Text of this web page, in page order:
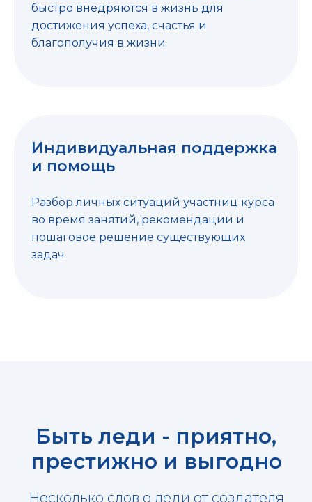
быстро внедряются в жизнь для
достижения успеха, счастья и
благополучия в жизни
Индивидуальная поддержка
и помощь
Разбор личных ситуаций участниц курса
во время занятий, рекомендации и
пошаговое решение существующих
задач
Быть леди - приятно,
престижно и выгодно
Несколько слов о леди от создателя